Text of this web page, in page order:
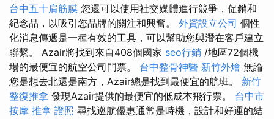
台中五十肩筋膜 您還可以使用社交媒體進行競爭，促銷和
紀念品，以吸引您品牌的關注和興奮。 外資設立公司 個性
化消息傳遞是一種有效的工具，可以幫助您與潛在客戶建立
聯繫。 Azair將找到來自408個國家 seo行銷 /地區72個機
場的最便宜的航空公司門票。 台中整骨神醫 新竹外燴 無論
您是想去北還是南方，Azair總是找到最便宜的航班。 新竹
整復推拿 發現Azair提供的最便宜的低成本飛行票。 台中市
按摩 推拿 證照 尋找巡航優惠通常是時機，設計和好運的結